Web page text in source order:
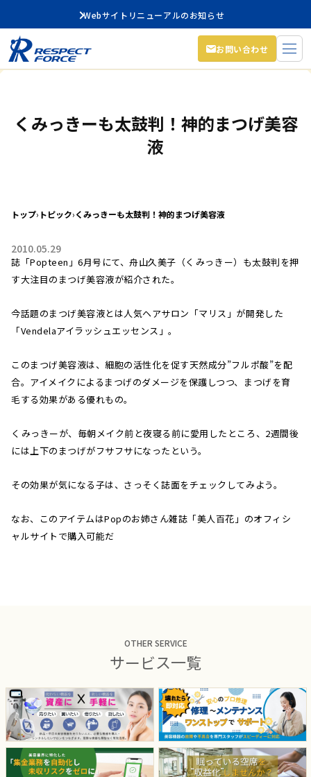
Webサイトリニューアルのお知らせ
お問い合わせ
くみっきーも太鼓判！神的まつげ美容
液
トップ› トピック›くみっきーも太鼓判！神的まつげ美容液
2010.05.29
誌「Popteen」6月号にて、舟山久美子（くみっきー）も太鼓判を押
す大注目のまつげ美容液が紹介された。
今話題のまつげ美容液とは人気ヘアサロン「マリス」が開発した
「Vendelaアイラッシュエッセンス」。
このまつげ美容液は、細胞の活性化を促す天然成分”フルポ酸”を配
合。アイメイクによるまつげのダメージを保護しつつ、まつげを育
毛する効果がある優れもの。
くみっきーが、毎朝メイク前と夜寝る前に愛用したところ、2週間後
には上下のまつげがフサフサになったという。
その効果が気になる子は、さっそく誌面をチェックしてみよう。
なお、このアイテムはPopのお姉さん雑誌「美人百花」のオフィシ
ャルサイトで購入可能だ
OTHER SERVICE
サービス一覧